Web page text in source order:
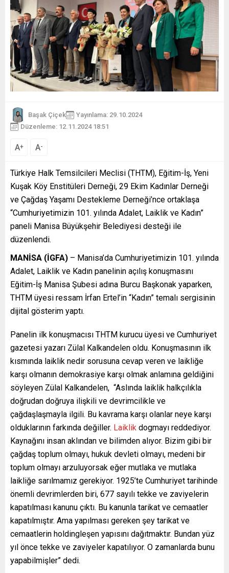
Başak Çiçek
Yayınlama: 29.10.2024
Düzenleme: 12.11.2024 18:51
A+ A-
Türkiye Halk Temsilcileri Meclisi (THTM), Eğitim-İş, Yeni
Kuşak Köy Enstitüleri Derneği, 29 Ekim Kadınlar Derneği
ve Çağdaş Yaşamı Destekleme Derneği’nce ortaklaşa
“Cumhuriyetimizin 101. yılında Adalet, Laiklik ve Kadın”
paneli Manisa Büyükşehir Belediyesi desteği ile
düzenlendi.
MANİSA (İGFA) – Manisa’da Cumhuriyetimizin 101. yılında
Adalet, Laiklik ve Kadın panelinin açılış konuşmasını
Eğitim-İş Manisa Şubesi adına Burcu Başkonak yaparken,
THTM üyesi ressam İrfan Ertel’in “Kadın” temalı sergisinin
dijital gösterim yaptı.
Panelin ilk konuşmacısı THTM kurucu üyesi ve Cumhuriyet
gazetesi yazarı Zülal Kalkandelen oldu. Konuşmasının ilk
kısmında laiklik nedir sorusuna cevap veren ve laikliğe
karşı olmanın demokrasiye karşı olmak anlamına geldiğini
söyleyen Zülal Kalkandelen, “Aslında laiklik halkçılıkla
doğrudan doğruya ilişkili ve devrimcilikle ve
çağdaşlaşmayla ilgili. Bu kavrama karşı olanlar neye karşı
olduklarının farkında değiller. Laiklik dogmayı reddediyor.
Kaynağını insan aklından ve bilimden alıyor. Bizim gibi bir
çağdaş toplum olmayı, hukuk devleti olmayı, medeni bir
toplum olmayı arzuluyorsak eğer mutlaka ve mutlaka
laikliğe sarılmamız gerekiyor. 1925’te Cumhuriyet tarihinde
önemli devrimlerden biri, 677 sayılı tekke ve zaviyelerin
kapatılması kanunu çıktı. Bu kanunla tarikat ve cemaatler
kapatılmıştır. Ama yapılması gereken şey tarikat ve
cemaatlerin holdingleşen yapısını dağıtmaktır. Bundan yüz
yıl önce tekke ve zaviyeler kapatılıyor. O zamanlarda bunu
yapabilmişler” dedi.